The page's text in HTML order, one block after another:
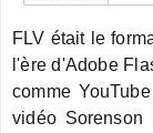
FLV était le
l'ère d'Adobe
comme
vidéo